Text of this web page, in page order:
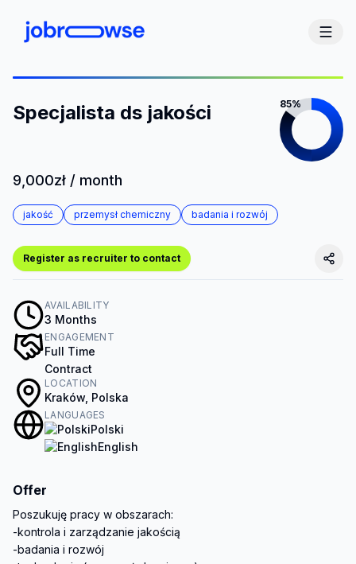
Specjalista ds jakości 85%
9,000zł / month
jakość przemysł chemiczny badania i rozwój
Register as recruiter to contact
AVAILABILITY
3 Months
ENGAGEMENT
Full Time
Contract
LOCATION
Kraków, Polska
LANGUAGES
Polski
English
Offer
Poszukuję pracy w obszarach:
-kontrola i zarządzanie jakością
-badania i rozwój